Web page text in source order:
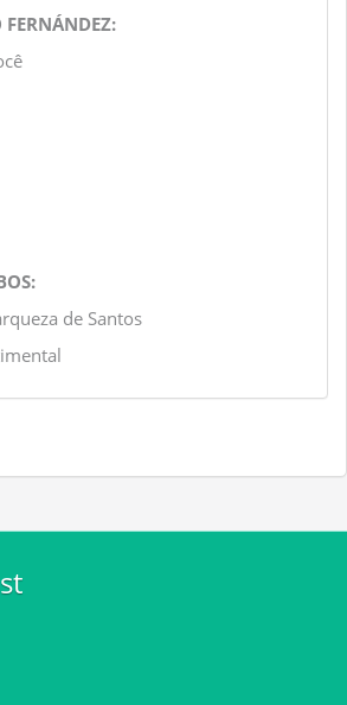
FERNÁNDEZ:
de Santos